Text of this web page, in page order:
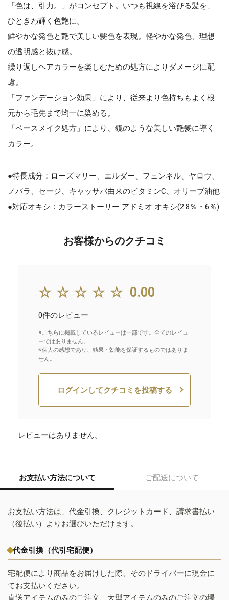
「色は、引力。」がコンセプト。いつも視線を浴びる髪を、
ひときわ輝く色艶に。
鮮やかな発色と艶で美しい髪色を表現。軽やかな発色、理想
の透明感と抜け感。
繰り返しヘアカラーを楽しむための処方によりダメージに配
慮。
「ファンデーション効果」により、従来より色持ちもよく根
元から毛先まで均一に染める。
「ベースメイク処方」により、鏡のような美しい艶髪に導く
カラー。
●特長成分：ローズマリー、エルダー、フェンネル、ヤロウ、
ノバラ、セージ、キャッサバ由来のビタミンC、オリーブ油他
●対応オキシ：カラーストーリー アドミオ オキシ(2.8％・6％)
お客様からのクチコミ
☆☆☆☆☆ 0.00
0件のレビュー
※こちらに掲載しているレビューは一部です。全てのレビュ
ーではありません。
※個人の感想であり、効果・効能を保証するものではありま
せん。
ログインしてクチコミを投稿する
レビューはありません。
お支払い方法について ご配送について
お支払い方法は、代金引換、クレジットカード、請求書払い
（後払い）よりお選びいただけます。
代金引換（代引宅配便）
宅配便により商品をお届けした際、そのドライバーに現金に
てお支払いください。
直送アイテムのみのご注文、大型アイテムのみのご注文の場